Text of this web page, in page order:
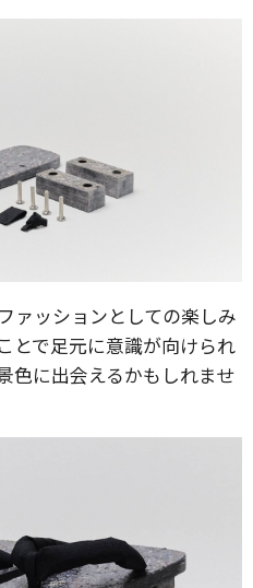
ァッションとしての楽しみ
とで足元に意識が向けられ
色に出会えるかもしれませ